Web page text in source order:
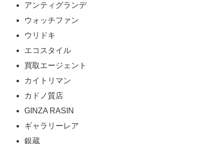
アンティグランデ
ウォッチファン
ウリドキ
エコスタイル
買取エージェント
カイトリマン
カドノ質店
GINZA RASIN
ギャラリーレア
銀蔵